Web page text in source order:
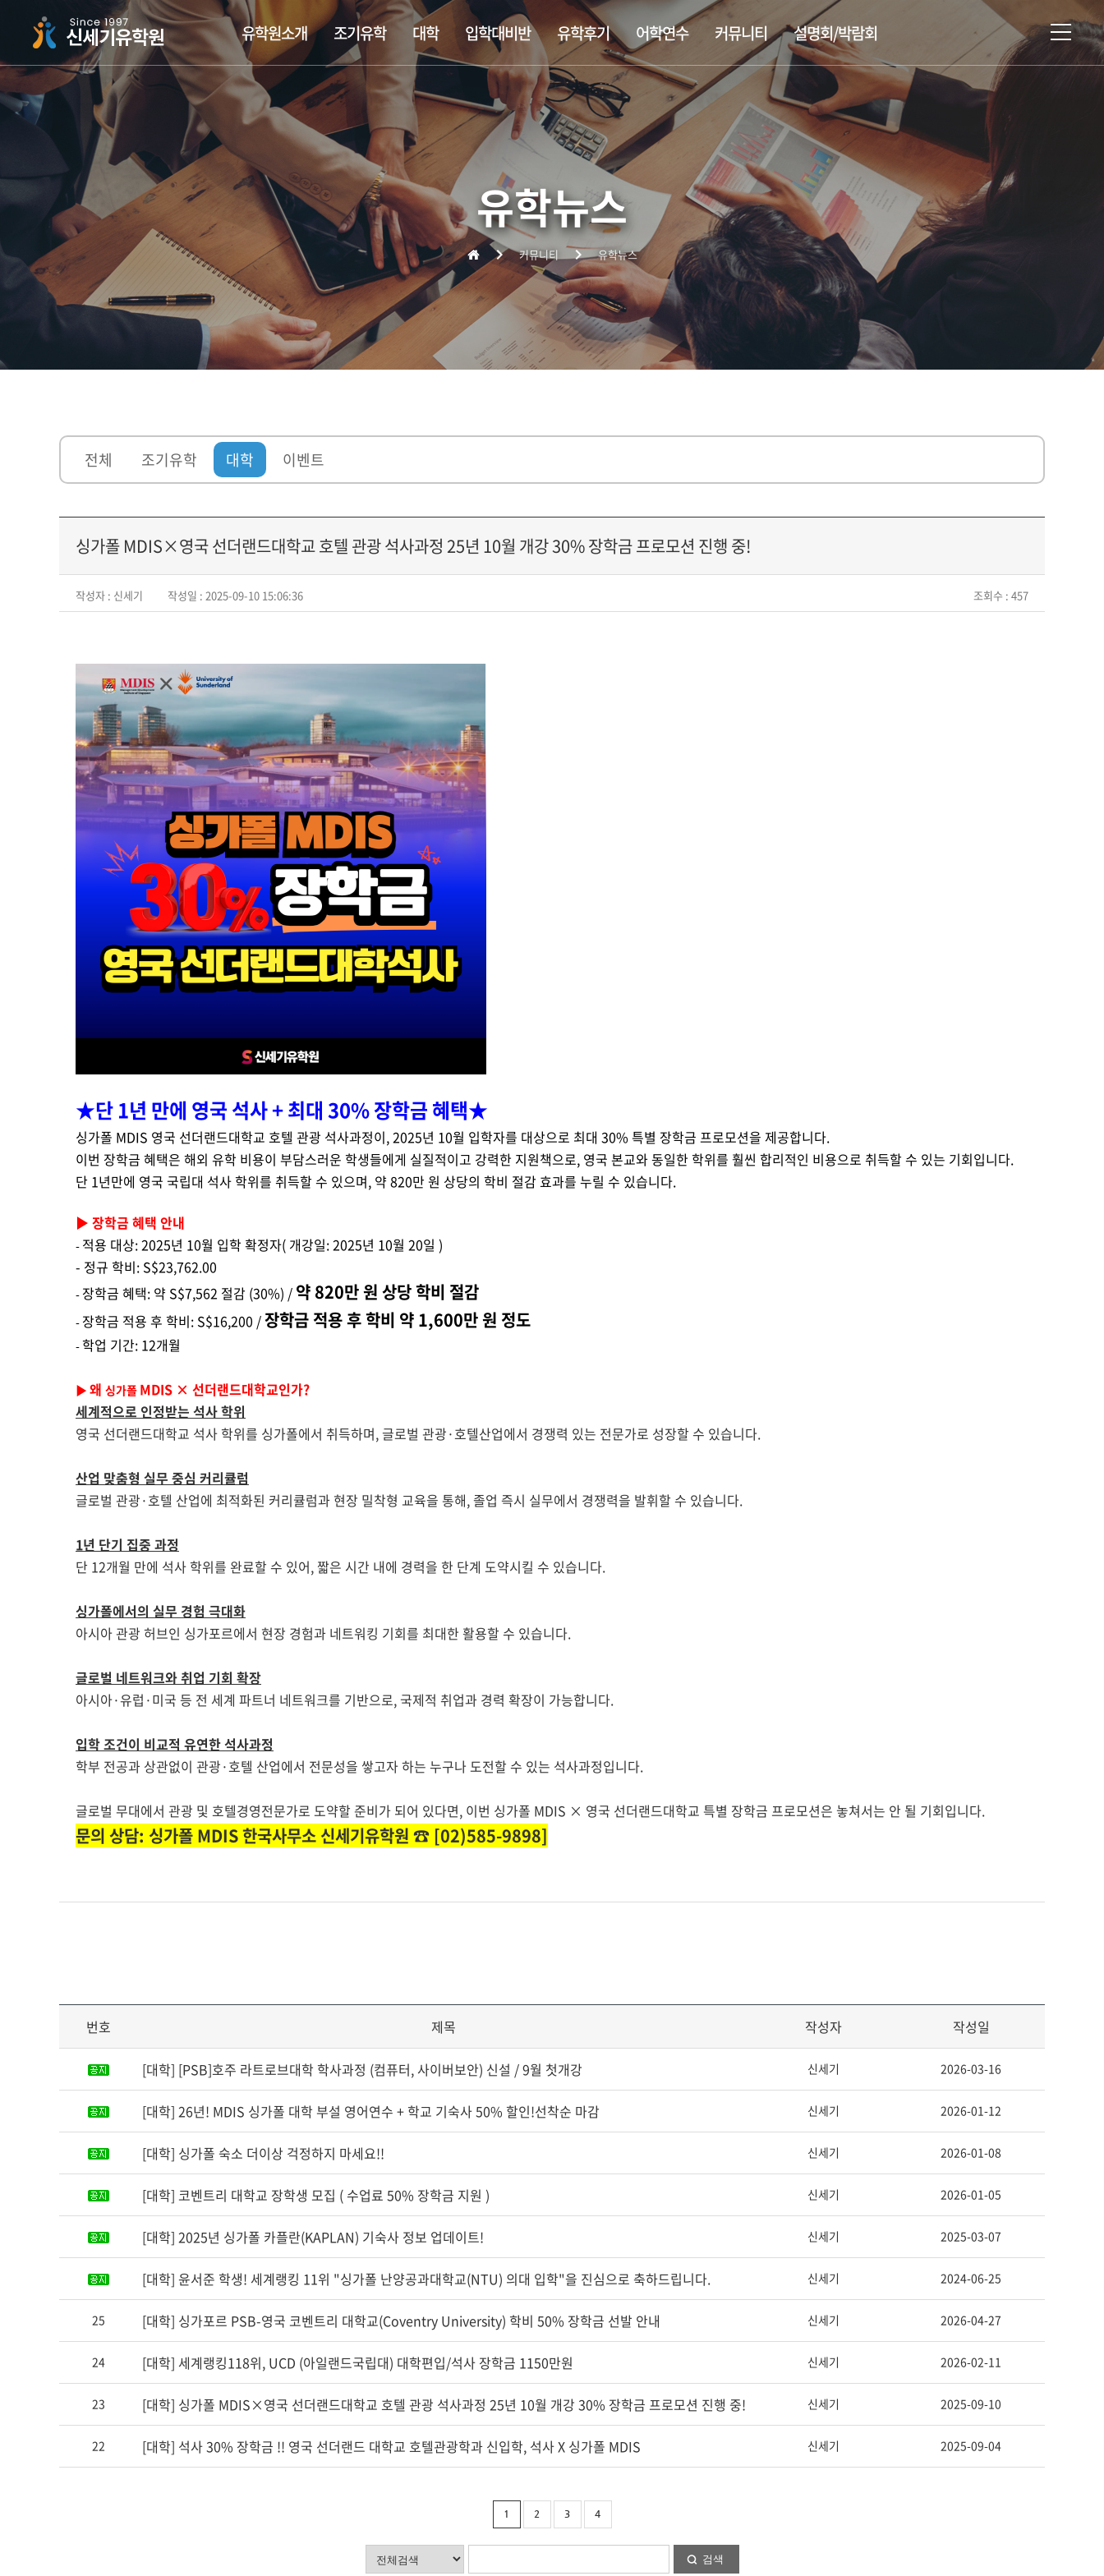
유학원소개
싱가폴하면 신세기유학원 신세기 집중 케어시스템 찾아오는 길
조기유학
조기유학가이드 싱가폴국제학교 싱가폴사립학교 싱가폴공립학교 기숙학교(보딩스쿨)
대학
장학금유학 국립대학교 사립대학교 추천 정규유학 대학원/MBA
입학대비반
조기유학대비반 대학 입학대비반 미대 포트폴리오 합격반
유학후기
대학유학 조기유학
어학연수
영어연수 주니어연수
커뮤니티
유학뉴스 싱가폴정보 숙소정보 비자정보 유학준비서류 출국준비 유학상담신청
설명회/박람회
설명회/박람회/시험 일정
유학뉴스
커뮤니티 유학뉴스
전체 조기유학 대학 이벤트
싱가폴 MDIS×영국 선더랜드대학교 호텔 관광 석사과정 25년 10월 개강 30% 장학금 프로모션 진행 중!
작성자 : 신세기 작성일 : 2025-09-10 15:06:36 조회수 : 457
★단 1년 만에 영국 석사 + 최대 30% 장학금 혜택★
싱가폴 MDIS 영국 선더랜드대학교 호텔 관광 석사과정이,2025년 10월 입학자를 대상으로 최대 30% 특별 장학금 프로모션을 제공합니다.
이번 장학금 혜택은 해외 유학 비용이 부담스러운 학생들에게 실질적이고 강력한 지원책으로, 영국 본교와 동일한 학위를 훨씬 합리적인 비용으로 취득할 수 있는 기회입니다.
단 1년만에 영국 국립대 석사 학위를 취득할 수 있으며, 약 820만 원 상당의 학비 절감 효과를 누릴 수 있습니다.
▶ 장학금 혜택 안내
- 적용 대상: 2025년 10월 입학 확정자( 개강일: 2025년 10월 20일 )
- 정규 학비: S$23,762.00
- 장학금 혜택: 약 S$7,562 절감 (30%) / 약 820만 원 상당 학비 절감
- 장학금 적용 후 학비: S$16,200 /장학금 적용 후 학비 약 1,600만 원 정도
-학업 기간: 12개월
▶ 왜 싱가폴 MDIS × 선더랜드대학교인가?
세계적으로 인정받는 석사 학위
영국 선더랜드대학교 석사 학위를 싱가폴에서 취득하며, 글로벌 관광·호텔산업에서 경쟁력 있는 전문가로 성장할 수 있습니다.
산업 맞춤형 실무 중심 커리큘럼
글로벌 관광·호텔 산업에 최적화된 커리큘럼과 현장 밀착형 교육을 통해, 졸업 즉시 실무에서 경쟁력을 발휘할 수 있습니다.
1년 단기 집중 과정
단 12개월 만에 석사 학위를 완료할 수 있어, 짧은 시간 내에 경력을 한 단계 도약시킬 수 있습니다.
싱가폴에서의 실무 경험 극대화
아시아 관광 허브인 싱가포르에서 현장 경험과 네트워킹 기회를 최대한 활용할 수 있습니다.
글로벌 네트워크와 취업 기회 확장
아시아·유럽·미국 등 전 세계 파트너 네트워크를 기반으로, 국제적 취업과 경력 확장이 가능합니다.
입학 조건이 비교적 유연한 석사과정
학부 전공과 상관없이 관광·호텔 산업에서 전문성을 쌓고자 하는 누구나 도전할 수 있는 석사과정입니다.
글로벌 무대에서 관광 및 호텔경영전문가로 도약할 준비가 되어 있다면, 이번 싱가폴 MDIS × 영국 선더랜드대학교 특별 장학금 프로모션은 놓쳐서는 안 될 기회입니다.
문의 상담: 싱가폴 MDIS 한국사무소 신세기유학원 ☎ [02)585-9898]
번호 제목 작성자 작성일
[대학] [PSB]호주 라트로브대학 학사과정 (컴퓨터, 사이버보안) 신설 / 9월 첫개강 신세기 2026-03-16
[대학] 26년! MDIS 싱가폴 대학 부설 영어연수 + 학교 기숙사 50% 할인!선착순 마감 신세기 2026-01-12
[대학] 싱가폴 숙소 더이상 걱정하지 마세요!! 신세기 2026-01-08
[대학] 코벤트리 대학교 장학생 모집 ( 수업료 50% 장학금 지원 ) 신세기 2026-01-05
[대학] 2025년 싱가폴 카플란(KAPLAN) 기숙사 정보 업데이트! 신세기 2025-03-07
[대학] 윤서준 학생! 세계랭킹 11위 "싱가폴 난양공과대학교(NTU) 의대 입학"을 진심으로 축하드립니다. 신세기 2024-06-25
25 [대학] 싱가포르 PSB-영국 코벤트리 대학교(Coventry University) 학비 50% 장학금 선발 안내 신세기 2026-04-27
24 [대학] 세계랭킹118위, UCD (아일랜드국립대) 대학편입/석사 장학금 1150만원 신세기 2026-02-11
23 [대학] 싱가폴 MDIS×영국 선더랜드대학교 호텔 관광 석사과정 25년 10월 개강 30% 장학금 프로모션 진행 중! 신세기 2025-09-10
22 [대학] 석사 30% 장학금 !! 영국 선더랜드 대학교 호텔관광학과 신입학, 석사 X 싱가폴 MDIS 신세기 2025-09-04
1 2 3 4
검색